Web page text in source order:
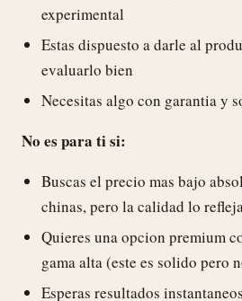
experimental
Estas dispuesto a darle al
evaluarlo bien
Necesitas algo con garantia y
No es para ti si:
Buscas el precio mas bajo
chinas, pero la calidad lo
Quieres una opcion premium
gama alta (este es solido pero
Esperas resultados